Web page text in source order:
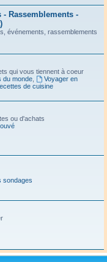
- Rassemblements -
événements, rassemblements
qui vous tiennent à coeur
du monde,
Voyager en
de cuisine
ou d'achats
sondages